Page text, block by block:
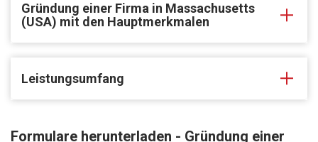
Gründung einer Firma in Massachusetts
(USA) mit den Hauptmerkmalen
Leistungsumfang
Formulare herunterladen - Gründung einer